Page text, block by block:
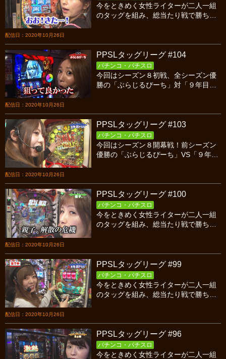
配信日：2020年10月26日
今をときめく女性ライターが二人一組
のタッグを組み、総当たり戦で勝ち点
対なりたまの前半戦です！
配信日：2020年10月26日
PPSLタッグリーグ #104
パチンコ・パチスロ
今回はシーズン８初戦、全シーズン優
勝の「ぶらじるぴーち」対「９年目
を制するのはどちらか！？
配信日：2020年10月26日
PPSLタッグリーグ #103
パチンコ・パチスロ
今回はシーズン８開幕戦！前シーズン
優勝の「ぶらじるぴーち」VS「９年目
勝負の行方は！？
配信日：2020年10月26日
PPSLタッグリーグ #100
パチンコ・パチスロ
今をときめく女性ライターが二人一組
のタッグを組み、総当たり戦で勝ち点
戦です！
配信日：2020年10月26日
PPSLタッグリーグ #99
パチンコ・パチスロ
今をときめく女性ライターが二人一組
のタッグを組み、総当たり戦で勝ち点
戦です！
PPSLタッグリーグ #96
パチンコ・パチスロ
今をときめく女性ライターが二人一組